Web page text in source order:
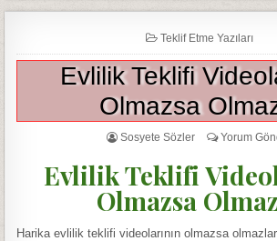
Teklif Etme Yazıları
Evlilik Teklifi
Olmazsa
Sosyete Sözler Yorum
Evlilik Teklifi
Olmazsa
Harika evlilik teklifi videolarının olmazsa